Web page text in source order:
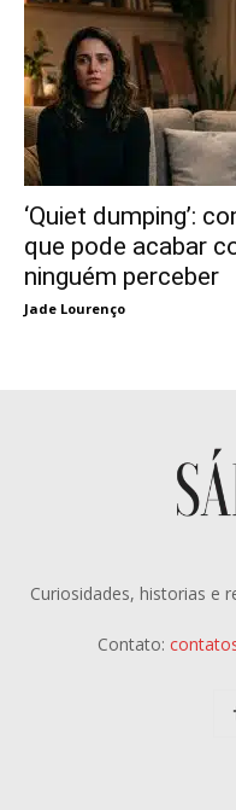
‘Quiet dumping’:
que pode acabar
ninguém perceber
Jade Lourenço
Curiosidades, historias e
Contato: